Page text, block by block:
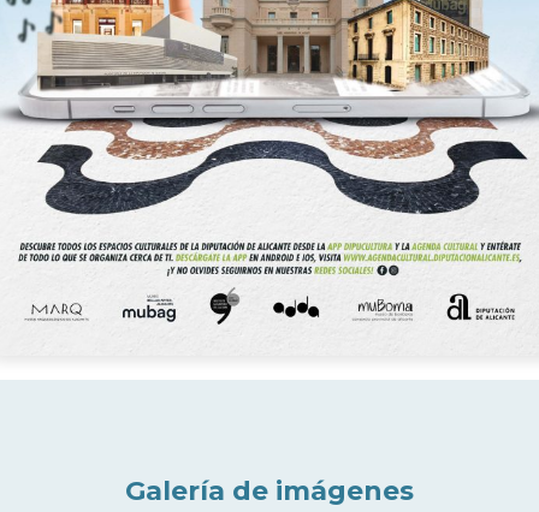
Galería de imágenes